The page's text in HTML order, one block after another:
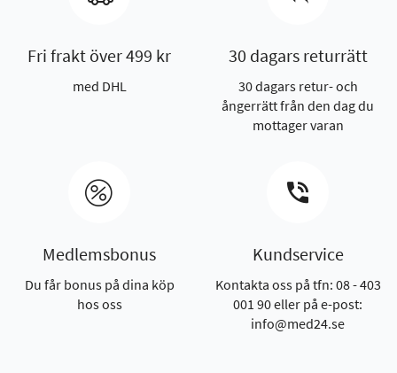
Fri frakt över 499 kr
med DHL
30 dagars returrätt
30 dagars retur- och
ångerrätt från den dag du
mottager varan
Medlemsbonus
Du får bonus på dina köp
hos oss
Kundservice
Kontakta oss på tfn: 08 - 403
001 90 eller på e-post:
info@med24.se